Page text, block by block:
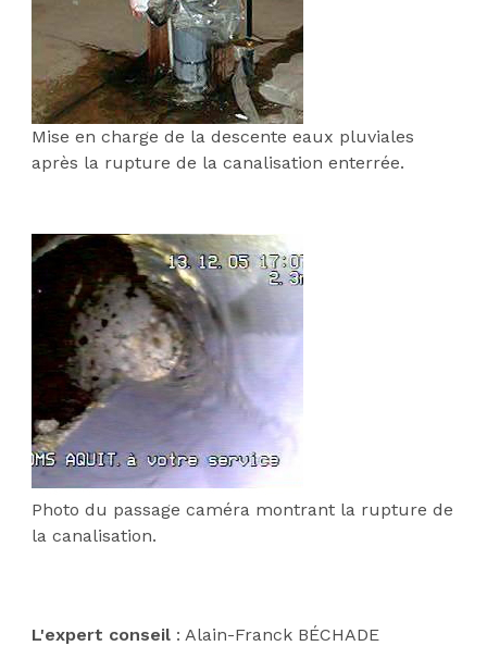
Mise en charge de la descente eaux pluviales
après la rupture de la canalisation enterrée.
Photo du passage caméra montrant la rupture de
la canalisation.
L'expert conseil: Alain-Franck BÉCHADE